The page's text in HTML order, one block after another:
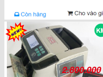
2.800.000